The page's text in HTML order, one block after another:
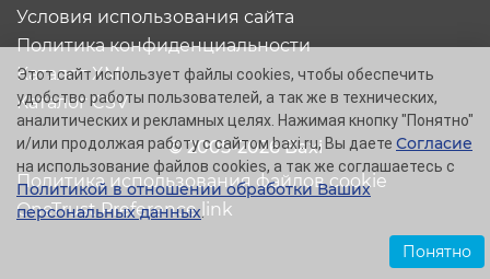
© 2005-2026 Baxi
Условия использования сайта
Политика конфиденциальности
Каталог XML
Каталог CSV
Политика использования файлов cookie
OneTrust Preference link
Этот сайт использует файлы cookies, чтобы обеспечить
удобство работы пользователей, а так же в технических,
аналитических и рекламных целях. Нажимая кнопку "Понятно"
и/или продолжая работу с сайтом baxi.ru, Вы даете Согласие
на использование файлов cookies, а так же соглашаетесь с
Политикой в отношении обработки Ваших
персональных данных.
Понятно